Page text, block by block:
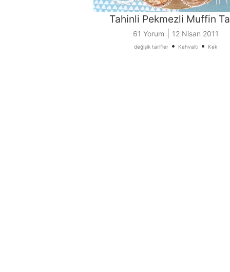
Tahinli Pekmezli Muffin
61 Yorum 12 Nisan 2011
değişik tarifler • Kahvaltı • Kek